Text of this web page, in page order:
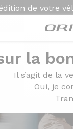
de votre
la
Il s’agit de la
Oui, je